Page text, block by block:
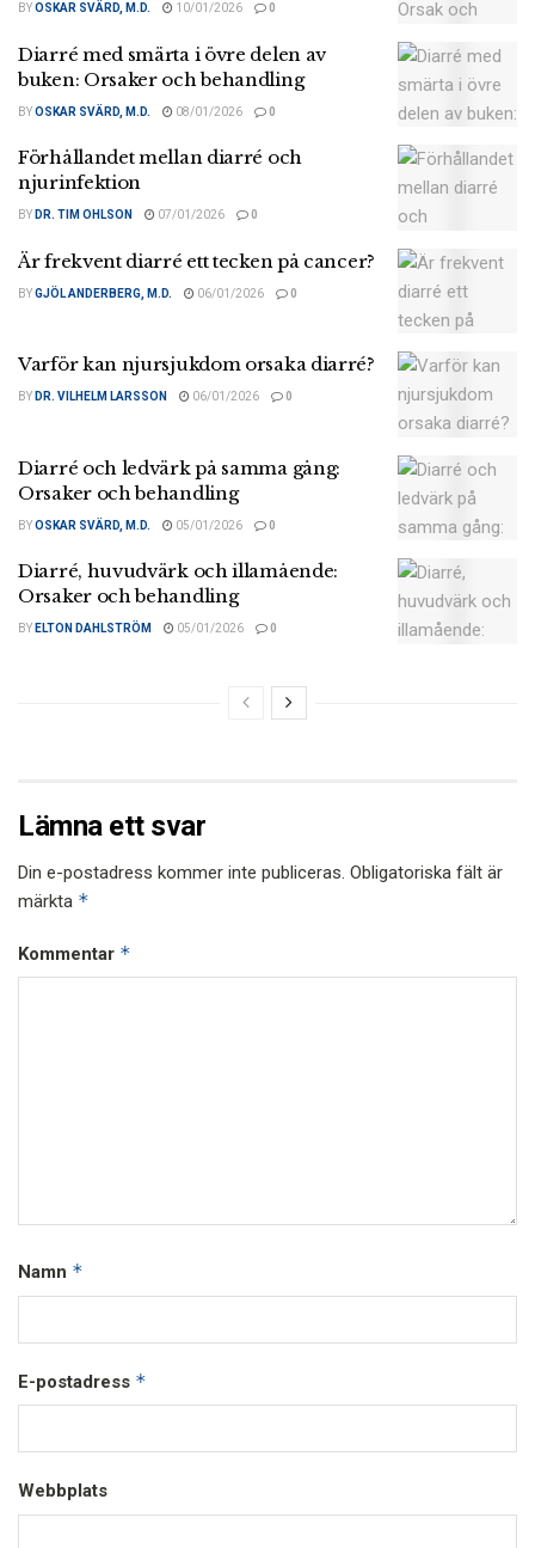
BYOSKAR SVÄRD, M.D. 10/01/2026 0
Diarré med smärta i övre delen av
buken: Orsaker och behandling
BYOSKAR SVÄRD, M.D. 08/01/2026 0
Förhållandet mellan diarré och
njurinfektion
BY DR. TIM OHLSON 07/01/2026 0
Är frekvent diarré ett tecken på cancer?
BYGJÖL ANDERBERG, M.D. 06/01/2026 0
Varför kan njursjukdom orsaka diarré?
BY DR. VILHELM LARSSON 06/01/2026 0
Diarré och ledvärk på samma gång:
Orsaker och behandling
BYOSKAR SVÄRD, M.D. 05/01/2026 0
Diarré, huvudvärk och illamående:
Orsaker och behandling
BY ELTON DAHLSTRÖM 05/01/2026 0
Lämna ett svar
Din e-postadress kommer inte publiceras. Obligatoriska fält är
märkta *
Kommentar *
Namn *
E-postadress *
Webbplats